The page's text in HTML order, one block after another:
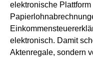
elektronische Plattform
elektronisch. Damit
Aktenregale, sondern